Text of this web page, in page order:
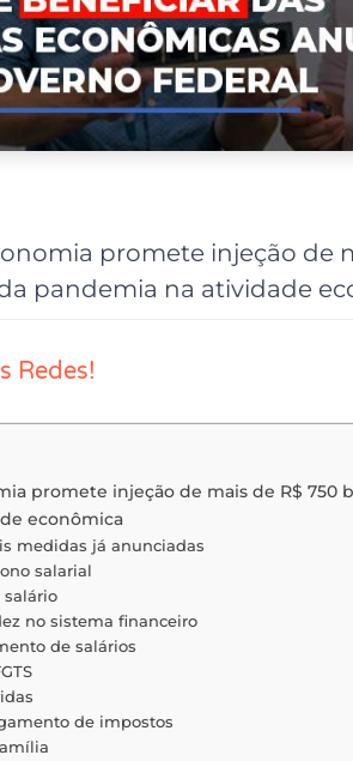
promete injeção de
pandemia na atividade
Redes!
promete injeção de mais de R$ 750
econômica
medidas já anunciadas
salarial
salário
no sistema financeiro
de salários
de impostos